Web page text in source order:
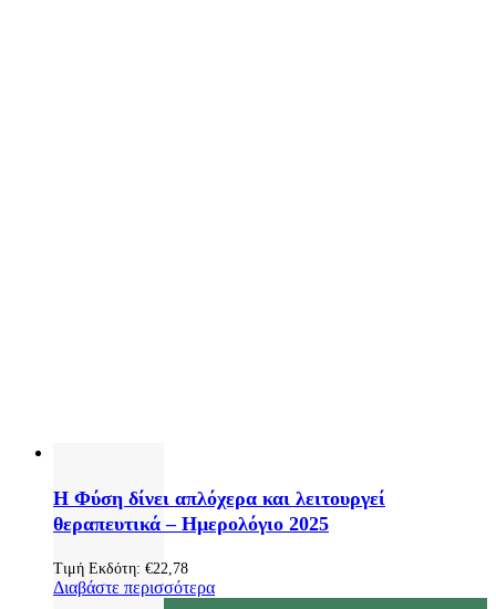
Η Φύση δίνει απλόχερα και λειτουργεί
θεραπευτικά – Ημερολόγιο 2025
Τιμή Εκδότη: €22,78
Διαβάστε περισσότερα